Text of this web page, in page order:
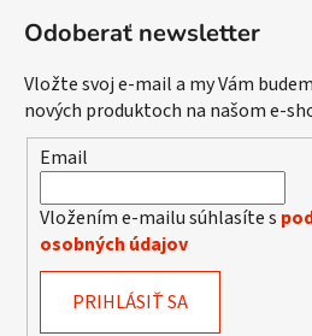
s
u
Odoberať newsletter
Vložte svoj e-mail a my Vám
nových produktoch na našom e-
Email
Vložením e-mailu súhlasíte s
osobných údajov
PRIHLÁSIŤ SA